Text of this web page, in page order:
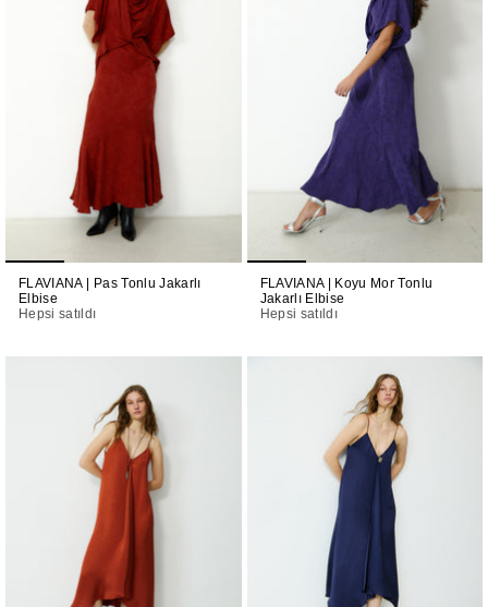
FLAVIANA | Pas Tonlu Jakarlı
Elbise
Hepsi satıldı
FLAVIANA | Koyu Mor Tonlu
Jakarlı Elbise
Hepsi satıldı